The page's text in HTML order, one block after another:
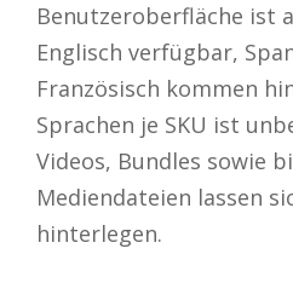
Benutzeroberfläche ist
Englisch verfügbar,
Französisch kommen
Sprachen je SKU ist
Videos, Bundles sowie
Mediendateien lassen
hinterlegen.